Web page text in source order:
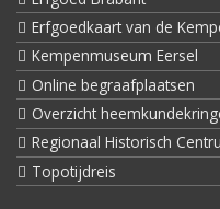
Erfgoedkaart van de
Kempenmuseum Eersel
Online begraafplaatsen
Overzicht
Regionaal Historisch
Topotijdreis